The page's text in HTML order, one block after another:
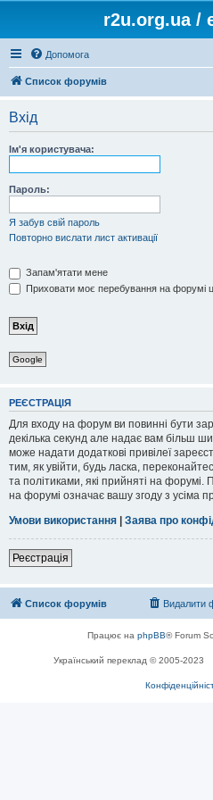
r2u.org.ua /
Допомога
Список форумів
Вхід
Ім'я користувача:
Пароль:
Я забув свій пароль
Повторно вислати лист активації
Запам'ятати мене
Приховати моє перебування на форумі
Google
РЕЄСТРАЦІЯ
Для входу на форум ви повинні бути
декілька секунд але надає вам більш
може надати додаткові привілеї
тим, як увійти, будь ласка,
та політиками, які прийняті на
на форумі означає вашу згоду з усіма
Умови використання | Заява про
Реєстрація
Список форумів Видалити
Працює на phpBB® Forum
Український переклад © 2005-2023